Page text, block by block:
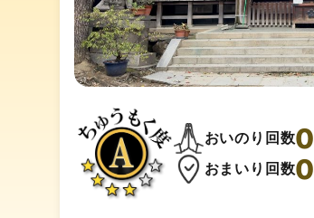
おいのり回数0
おまいり回数0